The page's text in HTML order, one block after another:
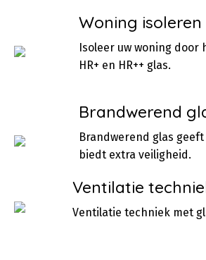
Woning isoleren
Isoleer uw woning door
HR+ en HR++ glas.
Brandwerend
Brandwerend glas
biedt extra veiligheid.
Ventilatie
Ventilatie techniek met